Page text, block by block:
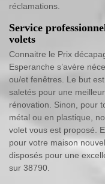
réclamations.
Service
volets
Connaitre le Prix
Esperanche s’avère
ou/et fenêtres. Le but
saletés pour une
rénovation. Sinon, pour
métal ou en plastique,
volet vous est proposé.
pour votre maison
disposés pour une
sur 38790.